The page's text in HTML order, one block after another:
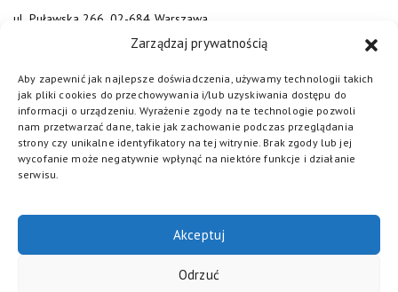
Zarządzaj prywatnością
Aby zapewnić jak najlepsze doświadczenia, używamy technologii takich
jak pliki cookies do przechowywania i/lub uzyskiwania dostępu do
informacji o urządzeniu. Wyrażenie zgody na te technologie pozwoli
nam przetwarzać dane, takie jak zachowanie podczas przeglądania
strony czy unikalne identyfikatory na tej witrynie. Brak zgody lub jej
wycofanie może negatywnie wpłynąć na niektóre funkcje i działanie
serwisu.
Akceptuj
Odrzuć
ul. Puławska 266, 02-684 Warszawa
sluzewiec@totalizator.pl
KONTAKT DLA MEDIÓW
media@torsluzewiec.pl
DOŁĄCZ DO NAS